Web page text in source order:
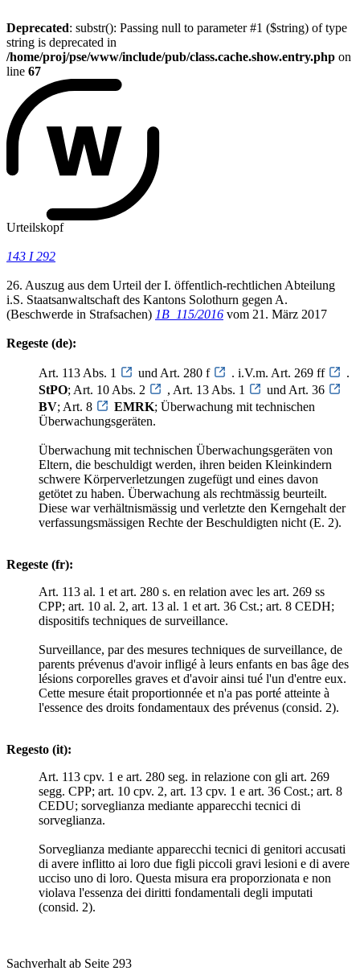
Deprecated: substr(): Passing null to parameter #1 ($string) of type
string is deprecated in
/home/proj/pse/www/include/pub/class.cache.show.entry.php on
line 67
Urteilskopf
143 I 292
26. Auszug aus dem Urteil der I. öffentlich-rechtlichen Abteilung
i.S. Staatsanwaltschaft des Kantons Solothurn gegen A.
(Beschwerde in Strafsachen) 1B_115/2016 vom 21. März 2017
Regeste (de):
Art. 113 Abs. 1 und Art. 280 f . i.V.m. Art. 269 ff
.
StPO; Art. 10 Abs. 2 , Art. 13 Abs. 1
und Art. 36
BV; Art. 8 EMRK; Überwachung mit technischen
Überwachungsgeräten.
Überwachung mit technischen Überwachungsgeräten von
Eltern, die beschuldigt werden, ihren beiden Kleinkindern
schwere Körperverletzungen zugefügt und eines davon
getötet zu haben. Überwachung als rechtmässig beurteilt.
Diese war verhältnismässig und verletzte den Kerngehalt der
verfassungsmässigen Rechte der Beschuldigten nicht (E. 2).
Regeste (fr):
Art. 113 al. 1 et art. 280 s. en relation avec les art. 269 ss
CPP; art. 10 al. 2, art. 13 al. 1 et art. 36 Cst.; art. 8 CEDH;
dispositifs techniques de surveillance.
Surveillance, par des mesures techniques de surveillance, de
parents prévenus d'avoir infligé à leurs enfants en bas âge des
lésions corporelles graves et d'avoir ainsi tué l'un d'entre eux.
Cette mesure était proportionnée et n'a pas porté atteinte à
l'essence des droits fondamentaux des prévenus (consid. 2).
Regesto (it):
Art. 113 cpv. 1 e art. 280 seg. in relazione con gli art. 269
segg. CPP; art. 10 cpv. 2, art. 13 cpv. 1 e art. 36 Cost.; art. 8
CEDU; sorveglianza mediante apparecchi tecnici di
sorveglianza.
Sorveglianza mediante apparecchi tecnici di genitori accusati
di avere inflitto ai loro due figli piccoli gravi lesioni e di avere
ucciso uno di loro. Questa misura era proporzionata e non
violava l'essenza dei diritti fondamentali degli imputati
(consid. 2).
Sachverhalt ab Seite 293